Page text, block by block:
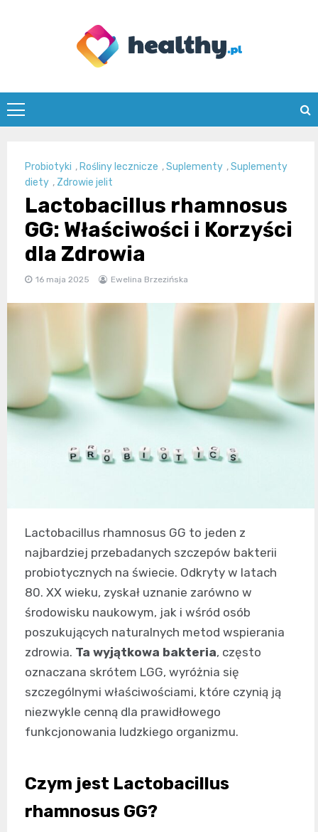
healthy.pl
Probiotyki ,Rośliny lecznicze ,Suplementy ,Suplementy
diety , Zdrowie jelit
Lactobacillus rhamnosus
GG: Właściwości i Korzyści
dla Zdrowia
16 maja 2025 Ewelina Brzezińska
Lactobacillus rhamnosus GG to jeden z
najbardziej przebadanych szczepów bakterii
probiotycznych na świecie. Odkryty w latach
80. XX wieku, zyskał uznanie zarówno w
środowisku naukowym, jak i wśród osób
poszukujących naturalnych metod wspierania
zdrowia. Ta wyjątkowa bakteria, często
oznaczana skrótem LGG, wyróżnia się
szczególnymi właściwościami, które czynią ją
niezwykle cenną dla prawidłowego
funkcjonowania ludzkiego organizmu.
Czym jest Lactobacillus
rhamnosus GG?